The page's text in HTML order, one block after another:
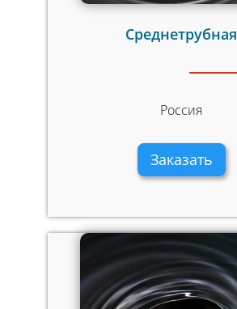
Среднетрубная
Россия
Заказать